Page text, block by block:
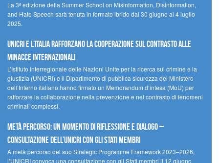
La 3ª edizione della Summer School on Misinformation, Disinformation,
and Hate Speech sarà tenuta in formato ibrido dal 30 giugno al 4 luglio
2025.
UNICRI e l’Italia rafforzano la cooperazione sul contrasto alle
minacce internazionali
L’Istituto interregionale delle Nazioni Unite per la ricerca sul crimine e la
giustizia (UNICRI) e il Dipartimento di pubblica sicurezza del Ministero
dell’Interno italiano hanno firmato un Memorandum d’intesa (MoU) per
rafforzare la collaborazione nella prevenzione e nel contrasto di fenomeni
criminali complessi.
Metà percorso: un momento di riflessione e dialogo –
Consultazione dell’UNICRI con gli Stati membri
A metà percorso del suo Strategic Programme Framework 2023–2026,
l’UNICRI convoca una consultazione con gli Stati membri il 12 giugno